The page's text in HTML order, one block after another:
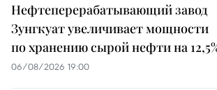
Нефтеперерабатывающий завод
Зунгкуат увеличивает мощности
по хранению сырой нефти на
06/08/2026 19:00